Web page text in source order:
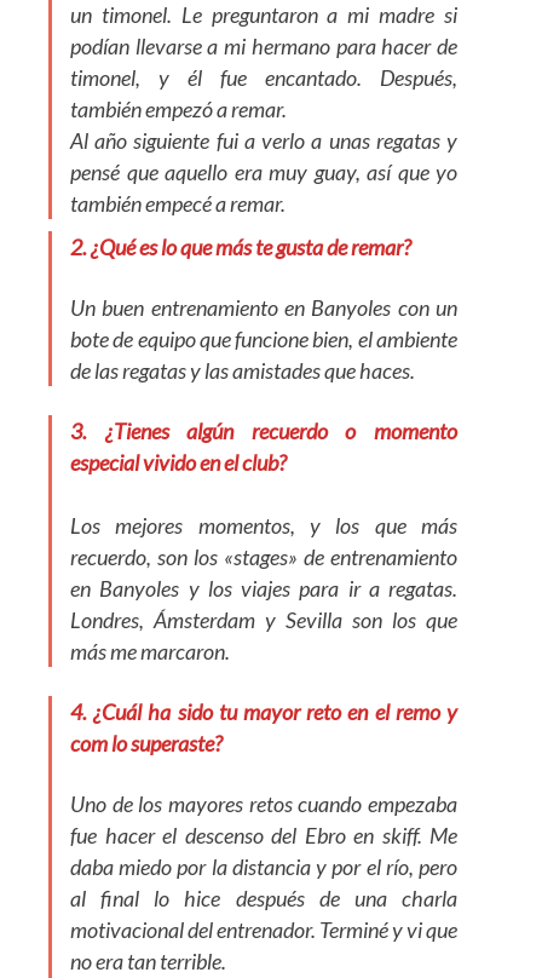
un timonel. Le preguntaron a mi madre si
podían llevarse a mi hermano para hacer de
timonel, y él fue encantado. Después,
también empezó a remar.
Al año siguiente fui a verlo a unas regatas y
pensé que aquello era muy guay, así que yo
también empecé a remar.
2. ¿Qué es lo que más te gusta de remar?
Un buen entrenamiento en Banyoles con un
bote de equipo que funcione bien, el ambiente
de las regatas y las amistades que haces.
3. ¿Tienes algún recuerdo o momento
especial vivido en el club?
Los mejores momentos, y los que más
recuerdo, son los «stages» de entrenamiento
en Banyoles y los viajes para ir a regatas.
Londres, Ámsterdam y Sevilla son los que
más me marcaron.
4. ¿Cuál ha sido tu mayor reto en el remo y
com lo superaste?
Uno de los mayores retos cuando empezaba
fue hacer el descenso del Ebro en skiff. Me
daba miedo por la distancia y por el río, pero
al final lo hice después de una charla
motivacional del entrenador. Terminé y vi que
no era tan terrible.